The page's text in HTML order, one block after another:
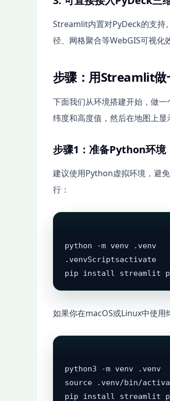
Streamlit内置对PyDeck的支持
径、网格聚合等WebGIS可视化
步骤：用Streamlit做
下面我们从环境搭建开始，做一
纬度和高度值，然后在地图上显
步骤1：准备Python环境
建议使用Python虚拟环境，避
行：
python -m venv .venv
.venvScriptsactivate
pip install streamlit
如果你在macOS或Linux中使用
python3 -m venv .venv
source .venv/bin/
pip install streamlit